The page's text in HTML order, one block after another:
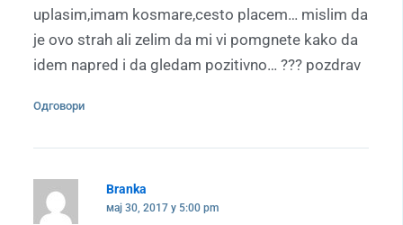
uplasim,imam kosmare,cesto placem… mislim da
je ovo strah ali zelim da mi vi pomgnete kako da
idem napred i da gledam pozitivno… ??? pozdrav
Одговори
Branka
мај 30, 2017 у 5:00 pm